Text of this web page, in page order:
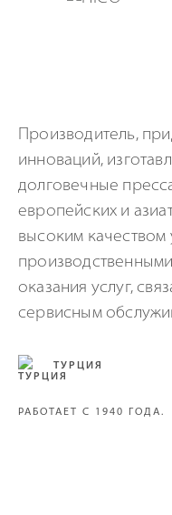
Производитель,
инноваций,
долговечные
европейских и
высоким качеством
оказания услуг,
сервисным
ТУРЦИЯ
РАБОТАЕТ С 1940 ГОДА.